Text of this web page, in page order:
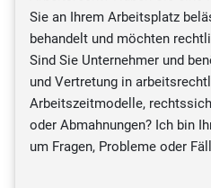
Sie an Ihrem Arbeitsplatz
behandelt und möchten
Sind Sie Unternehmer und
und Vertretung in
Arbeitszeitmodelle,
oder Abmahnungen? Ich bin
um Fragen, Probleme oder